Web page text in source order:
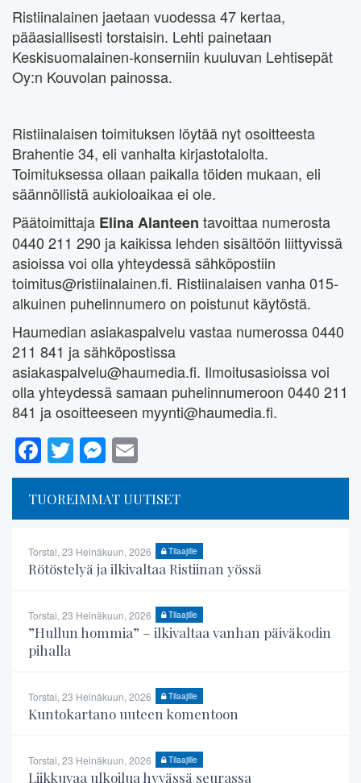
Ristiinalainen jaetaan vuodessa 47 kertaa,
pääasiallisesti torstaisin. Lehti painetaan
Keskisuomalainen-konserniin kuuluvan Lehtisepät
Oy:n Kouvolan painossa.
Ristiinalaisen toimituksen löytää nyt osoitteesta
Brahentie 34, eli vanhalta kirjastotalolta.
Toimituksessa ollaan paikalla töiden mukaan, eli
säännöllistä aukioloaikaa ei ole.
Päätoimittaja Elina Alanteen tavoittaa numerosta
0440 211 290 ja kaikissa lehden sisältöön liittyvissä
asioissa voi olla yhteydessä sähköpostiin
toimitus@ristiinalainen.fi. Ristiinalaisen vanha 015-
alkuinen puhelinnumero on poistunut käytöstä.
Haumedian asiakaspalvelu vastaa numerossa 0440
211 841 ja sähköpostissa
asiakaspalvelu@haumedia.fi. Ilmoitusasioissa voi
olla yhteydessä samaan puhelinnumeroon 0440 211
841 ja osoitteeseen myynti@haumedia.fi.
Facebook
TwitterMessenger
TUOREIMMAT UUTISET
Torstai, 23 Heinäkuun, 2026 Tilaajille
Rötöstelyä ja ilkivaltaa Ristiinan yössä
Torstai, 23 Heinäkuun, 2026 Tilaajille
”Hullun hommia” – ilkivaltaa vanhan päiväkodin
pihalla
Torstai, 23 Heinäkuun, 2026 Tilaajille
Kuntokartano uuteen komentoon
Torstai, 23 Heinäkuun, 2026 Tilaajille
Liikkuvaa ulkoilua hyvässä seurassa